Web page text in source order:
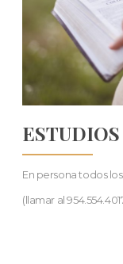
En persona todos los
(llamar al